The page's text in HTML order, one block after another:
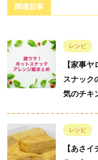
関連記事
レシピ
【家事
スナック
気のチキ
レシピ
【あさ